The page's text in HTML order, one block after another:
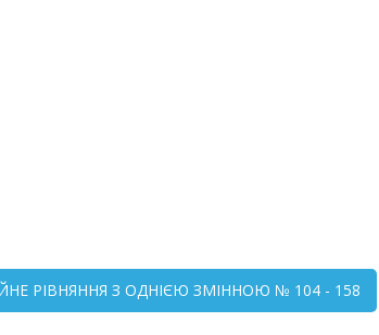
РІВНЯННЯ З ОДНІЄЮ ЗМІННОЮ № 104 - 158